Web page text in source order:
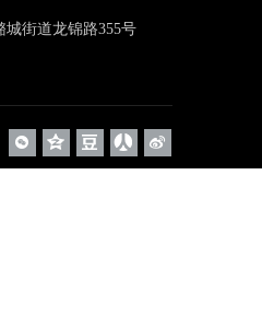
街道龙锦路355号